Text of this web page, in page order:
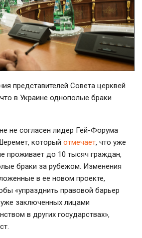
представителей Совета церквей
в Украине однополые браки
не согласен лидер Гей-Форума
который отмечает, что уже
проживает до 10 тысяч граждан,
браки за рубежом. Изменения
в ее новом проекте,
«упразднить правовой барьер
заключенных лицами
в других государствах»,